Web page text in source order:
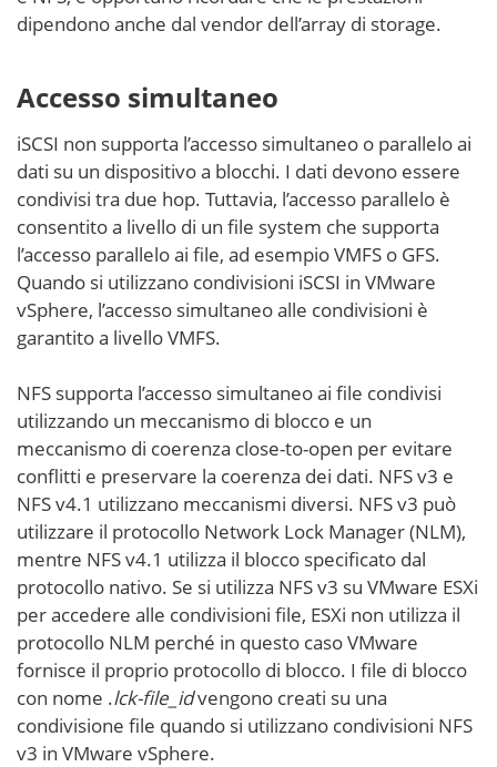
dipendono anche dal vendor dell’array di storage.
Accesso simultaneo
iSCSI non supporta l’accesso simultaneo o parallelo ai
dati su un dispositivo a blocchi. I dati devono essere
condivisi tra due hop. Tuttavia, l’accesso parallelo è
consentito a livello di un file system che supporta
l’accesso parallelo ai file, ad esempio VMFS o GFS.
Quando si utilizzano condivisioni iSCSI in VMware
vSphere, l’accesso simultaneo alle condivisioni è
garantito a livello VMFS.
NFS supporta l’accesso simultaneo ai file condivisi
utilizzando un meccanismo di blocco e un
meccanismo di coerenza close-to-open per evitare
conflitti e preservare la coerenza dei dati. NFS v3 e
NFS v4.1 utilizzano meccanismi diversi. NFS v3 può
utilizzare il protocollo Network Lock Manager (NLM),
mentre NFS v4.1 utilizza il blocco specificato dal
protocollo nativo. Se si utilizza NFS v3 su VMware ESXi
per accedere alle condivisioni file, ESXi non utilizza il
protocollo NLM perché in questo caso VMware
fornisce il proprio protocollo di blocco. I file di blocco
con nome .lck-file_idvengono creati su una
condivisione file quando si utilizzano condivisioni NFS
v3 in VMware vSphere.